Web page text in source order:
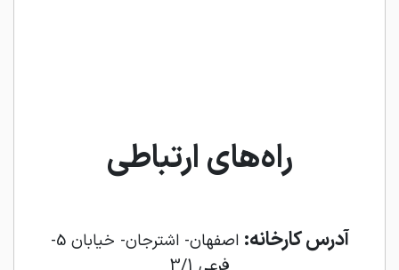
راه‌های ارتباطی
آدرس کارخانه:
اصفهان- اشترجان- خیابان 5-